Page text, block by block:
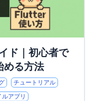
ド｜初心者で
める方法
チュートリアル
ルアプリ